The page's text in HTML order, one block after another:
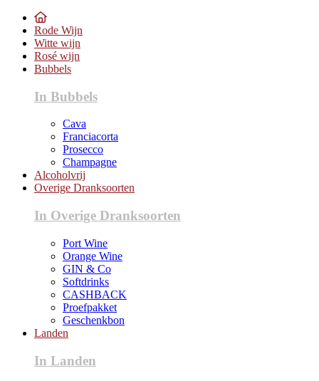
Rode Wijn
Witte wijn
Rosé wijn
Bubbels
In Bubbels
Cava
Franciacorta
Prosecco
Champagne
Alcoholvrij
Overige Dranksoorten
In Overige Dranksoorten
Port Wine
Orange Wine
GIN & Co
Softdrinks
CASHBACK
Proefpakket
Geschenkbon
Landen
In Landen